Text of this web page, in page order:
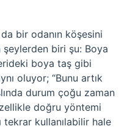
bir odanın köşesini
şeylerden biri şu: Boya
boya taş gibi
oluyor; “Bunu artık
durum çoğu zaman
doğru yöntemi
tekrar kullanılabilir hale